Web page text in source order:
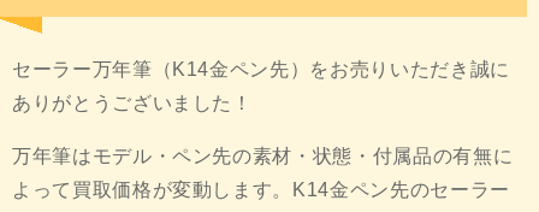
セーラー万年筆（K14金ペン先）をお売りいただき誠に
ありがとうございました！
万年筆はモデル・ペン先の素材・状態・付属品の有無に
よって買取価格が変動します。K14金ペン先のセーラー